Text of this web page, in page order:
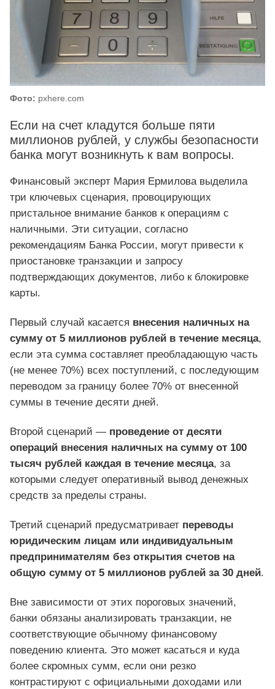
Фото: pxhere.com
Если на счет кладутся больше пяти
миллионов рублей, у службы безопасности
банка могут возникнуть к вам вопросы.
Финансовый эксперт Мария Ермилова выделила
три ключевых сценария, провоцирующих
пристальное внимание банков к операциям с
наличными. Эти ситуации, согласно
рекомендациям Банка России, могут привести к
приостановке транзакции и запросу
подтверждающих документов, либо к блокировке
карты.
Первый случай касается внесения наличных на
сумму от 5 миллионов рублей в течение месяца,
если эта сумма составляет преобладающую часть
(не менее 70%) всех поступлений, с последующим
переводом за границу более 70% от внесенной
суммы в течение десяти дней.
Второй сценарий — проведение от десяти
операций внесения наличных на сумму от 100
тысяч рублей каждая в течение месяца, за
которыми следует оперативный вывод денежных
средств за пределы страны.
Третий сценарий предусматривает переводы
юридическим лицам или индивидуальным
предпринимателям без открытия счетов на
общую сумму от 5 миллионов рублей за 30 дней.
Вне зависимости от этих пороговых значений,
банки обязаны анализировать транзакции, не
соответствующие обычному финансовому
поведению клиента. Это может касаться и куда
более скромных сумм, если они резко
контрастируют с официальными доходами или